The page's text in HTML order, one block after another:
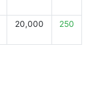
20,000 250